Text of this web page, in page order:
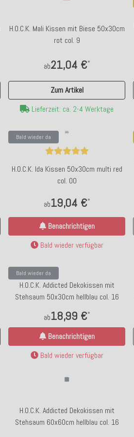
H.O.C.K. Mali Kissen mit Biese 50x30cm
rot col. 9
ab21,04 €*
Zum Artikel
Lieferzeit: ca. 2-4 Werktage
Bald wieder da
H.O.C.K. Ida Kissen 50x30cm multi red
col. 00
ab19,04 €*
Benachrichtigen
Bald wieder verfügbar
Bald wieder da
H.O.C.K. Addicted Dekokissen mit
Stehsaum 50x30cm hellblau col. 16
ab18,99 €*
Benachrichtigen
Bald wieder verfügbar
H.O.C.K. Addicted Dekokissen mit
Stehsaum 60x60cm hellblau col. 16
Set 33x45cm Cognac Flieder Streifen